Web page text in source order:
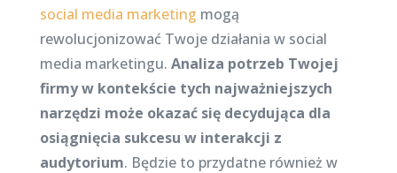
social media marketing mogą
rewolucjonizować Twoje działania w social
media marketingu. Analiza potrzeb Twojej
firmy w kontekście tych najważniejszych
narzędzi może okazać się decydująca dla
osiągnięcia sukcesu w interakcji z
audytorium. Będzie to przydatne również w